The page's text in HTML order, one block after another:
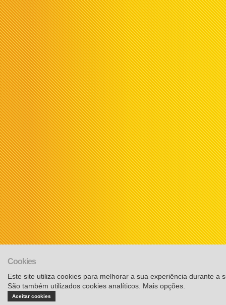
Cookies
Este site utiliza cookies para melhorar a sua experiência durante a
São também utilizados cookies analíticos. Mais opções
Aceitar cookies